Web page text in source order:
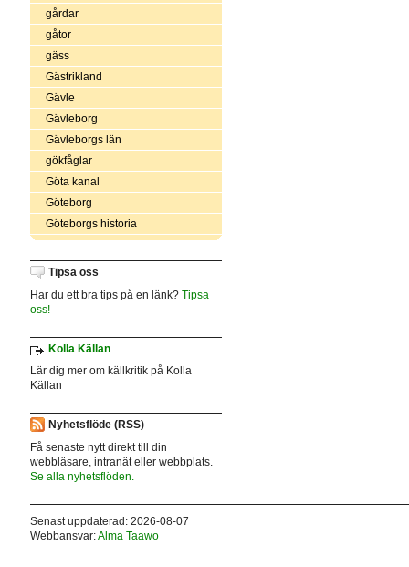
gårdar
gåtor
gäss
Gästrikland
Gävle
Gävleborg
Gävleborgs län
gökfåglar
Göta kanal
Göteborg
Göteborgs historia
Tipsa oss
Har du ett bra tips på en länk? Tipsa
oss!
Kolla Källan
Lär dig mer om källkritik på Kolla
Källan
Nyhetsflöde (RSS)
Få senaste nytt direkt till din
webbläsare, intranät eller webbplats.
Se alla nyhetsflöden.
Senast uppdaterad: 2026-08-07
Webbansvar:Alma Taawo